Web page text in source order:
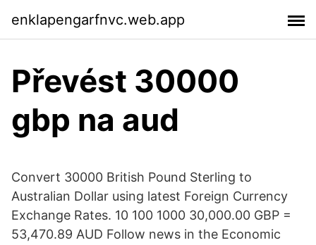
enklapengarfnvc.web.app
Převést 30000
gbp na aud
Convert 30000 British Pound Sterling to
Australian Dollar using latest Foreign Currency
Exchange Rates. 10 100 1000 30,000.00 GBP =
53,470.89 AUD Follow news in the Economic